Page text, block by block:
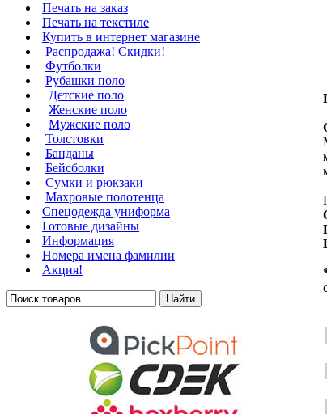
Печать на заказ
Печать на текстиле
Купить в интернет магазине
Распродажа! Скидки!
Футболки
Рубашки поло
Детские поло
Женские поло
Мужские поло
Толстовки
Банданы
Бейсболки
Сумки и рюкзаки
Махровые полотенца
Cпецодежда униформа
Готовые дизайны
Информация
Номера имена фамилии
Акция!